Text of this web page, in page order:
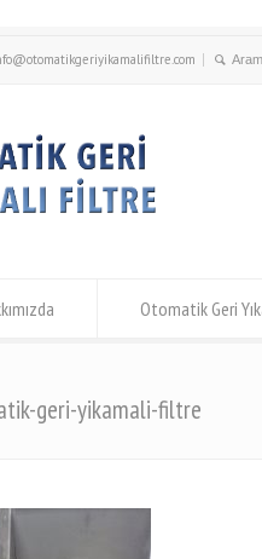
Otomatik Geri
geri-yikamali-filtre